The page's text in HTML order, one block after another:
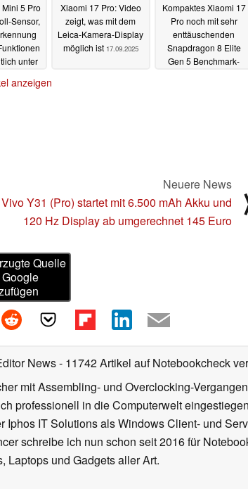
5 Pro
Sensor,
unter
Xiaomi 17 Pro: Video
zeigt, was mit dem
Leica-Kamera-Display
möglich ist 17.09.2025
Kompaktes Xiaomi 17
Pro noch mit sehr
enttäuschenden
Snapdragon 8 Elite
Gen 5 Benchmark-
anzeigen
Neuere News
Vivo Y31 (Pro) startet mit 6.500 mAh Akku und
120 Hz Display ab umgerechnet 145 Euro
Quelle
News- 11742 Artikel auf Notebookcheck
mit Assembling- und Overclocking-
professionell in die Computerwelt
Iphos IT Solutions als Windows Client- und
schreibe ich nun schon seit 2016 für
Laptops und Gadgets aller Art.